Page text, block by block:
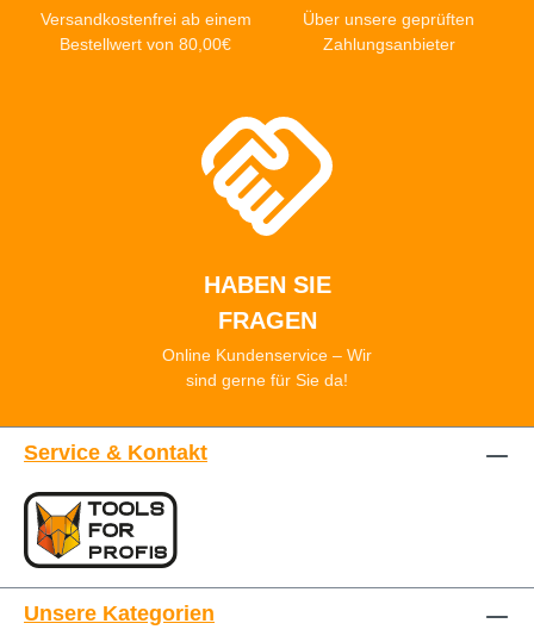
Versandkostenfrei ab einem
Bestellwert von 80,00€
Über unsere geprüften
Zahlungsanbieter
HABEN SIE
FRAGEN
Online Kundenservice – Wir
sind gerne für Sie da!
Service & Kontakt
Unsere Kategorien